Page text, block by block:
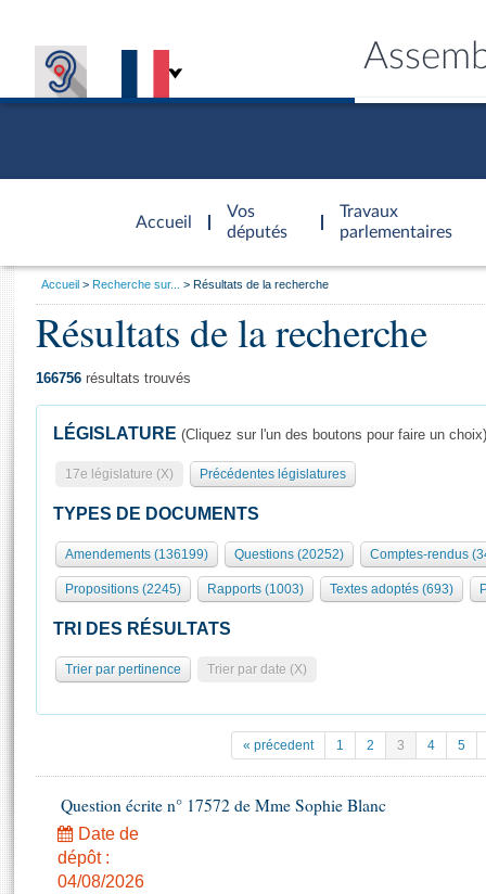
Accueil
d'accueil
Vos
députés
Travaux
parlementaires
Présidence
577 députés
Groupes politiques
Séance publique
Commissions et autres organes
Europe et International
Pétitions
Projets de loi
Propositions de loi
Amendements
Textes adoptés
Général
Rôle et pouvoirs de l'Assemblée
Organisation de l'Assemblée
Présidence Conférence des Présidents Bureau Collège des
Statistiques et chiffres clés
Documents de référence
( Constitution | Règlement de l'Assemblée ... )
Histoire
Juniors
Visiter l'Assemblée
Visite virtuelle du palais Bourbon
Assister à une séance
Contacts et plan d'accès
Photos libres de droit
Vous
Accueil Recherche sur... Résultats de la recherche
Résultats de la recherche
166756 résultats trouvés
LÉGISLATURE (Cliquez sur l'un des boutons pour faire un choix)
17e législature (X) Précédentes législatures
TYPES DE DOCUMENTS
Amendements (136199) Questions (20252) Comptes-rendus
Propositions (2245) Rapports (1003) Textes adoptés (693)
TRI DES RÉSULTATS
Trier par pertinence Trier par date (X)
« précedent 1 2 3 4 5
Question écrite n° 17572 de Mme Sophie Blanc
Date de
dépôt :
04/08/2026